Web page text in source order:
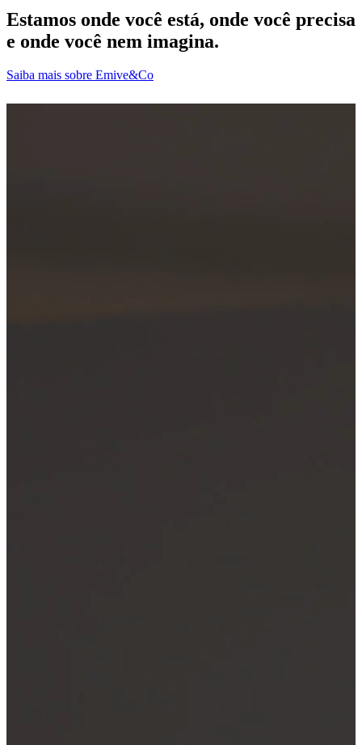
Estamos onde você está, onde você precisa
e onde você nem imagina.
Saiba mais sobre Emive&Co